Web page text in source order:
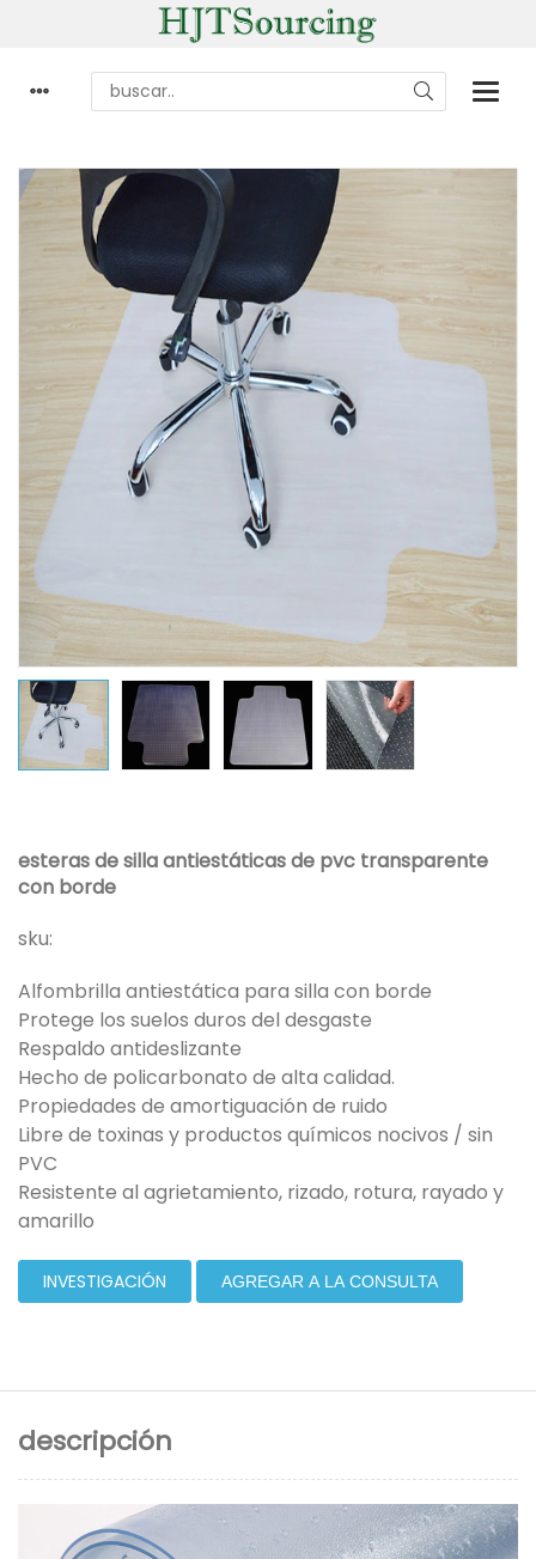
esteras de silla antiestáticas de pvc transparente
con borde
sku:
Alfombrilla antiestática para silla con borde
Protege los suelos duros del desgaste
Respaldo antideslizante
Hecho de policarbonato de alta calidad.
Propiedades de amortiguación de ruido
Libre de toxinas y productos químicos nocivos / sin
PVC
Resistente al agrietamiento, rizado, rotura, rayado y
amarillo
INVESTIGACIÓN AGREGAR A LA CONSULTA
descripción